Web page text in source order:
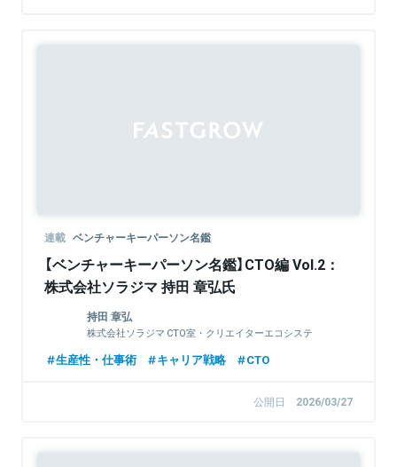
連載 ベンチャーキーパーソン名鑑
【ベンチャーキーパーソン名鑑】CTO編 Vol.2：
株式会社ソラジマ 持田 章弘氏
持田 章弘
株式会社ソラジマ CTO室・クリエイターエコシステ
生産性・仕事術 キャリア戦略 CTO
公開日 2026/03/27